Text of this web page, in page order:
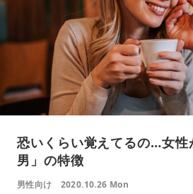
恐いくらい覚えてるの…女性
男」の特徴
男性向け 2020.10.26 Mon